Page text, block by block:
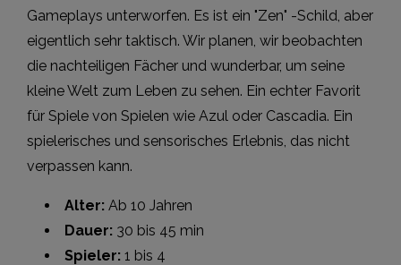
Gameplays unterworfen. Es ist ein "Zen" -Schild, aber
eigentlich sehr taktisch. Wir planen, wir beobachten
die nachteiligen Fächer und wunderbar, um seine
kleine Welt zum Leben zu sehen. Ein echter Favorit
für Spiele von Spielen wie Azul oder Cascadia. Ein
spielerisches und sensorisches Erlebnis, das nicht
verpassen kann.
Alter: Ab 10 Jahren
Dauer: 30 bis 45 min
Spieler: 1 bis 4